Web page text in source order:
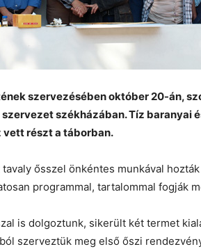
szervezésében október 20-án,
székházában. Tíz baranyai
részt a táborban.
ősszel önkéntes munkával
programmal, tartalommal fogják
is dolgoztunk, sikerült két termet
szerveztük meg első őszi